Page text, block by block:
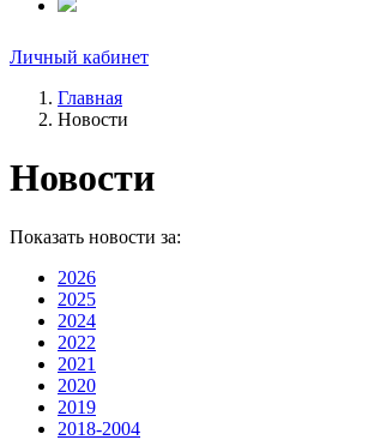
Личный кабинет
Главная
Новости
Новости
Показать новости за:
2026
2025
2024
2022
2021
2020
2019
2018-2004